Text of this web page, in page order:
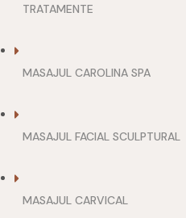
TRATAMENTE
MASAJUL CAROLINA SPA
MASAJUL FACIAL SCULPTURAL
MASAJUL CARVICAL